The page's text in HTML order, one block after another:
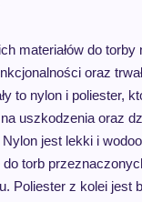
materiałów do torby
oraz
to nylon i poliester,
uszkodzenia oraz
jest lekki i
do torb
Poliester z kolei jest